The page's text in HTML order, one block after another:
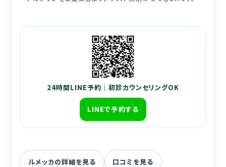
24時間LINE予約｜初診カウンセリングOK
LINEで予約する
ルメッカの詳細を見る 口コミを見る